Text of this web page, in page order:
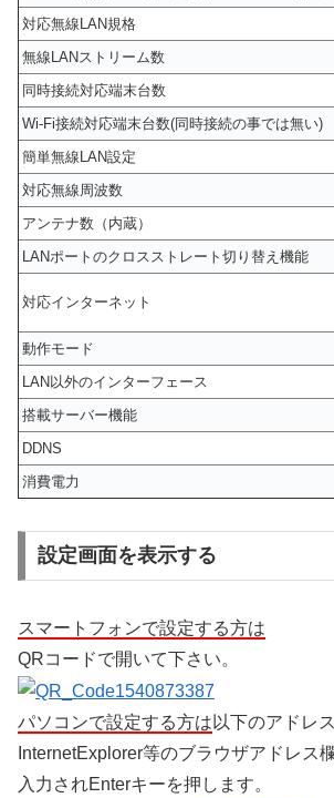
対応無線LAN規格
無線LANストリーム数
同時接続対応端末台数
Wi-Fi接続対応端末台数(同時接続の事では無い)
簡単無線LAN設定
対応無線周波数
アンテナ数（内蔵）
LANポートのクロスストレート切り替え機能
対応インターネット
動作モード
LAN以外のインターフェース
搭載サーバー機能
DDNS
消費電力
設定画面を表示する
スマートフォンで設定する方は
QRコードで開いて下さい。
パソコンで設定する方は 以下のアドレ
InternetExplorer等のブラウザアドレス
入力されEnterキーを押します。